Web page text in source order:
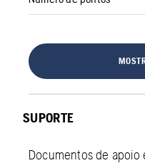
SUPORTE
Documentos de apoio